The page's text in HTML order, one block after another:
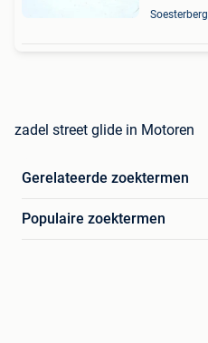
Soesterberg
zadel street glide in Motoren
Gerelateerde zoektermen
Populaire zoektermen